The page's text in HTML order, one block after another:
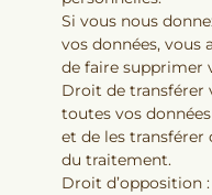
Si vous nous
vos données, vous
de faire supprimer
Droit de transférer
toutes vos
et de les transférer
du traitement.
Droit d’opposition